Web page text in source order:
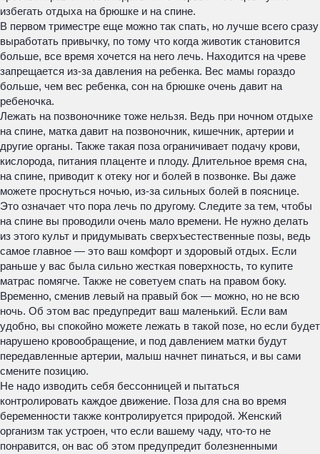
избегать отдыха на брюшке и на спине.
В первом триместре еще можно так спать, но лучше всего сразу
выработать привычку, по тому что когда животик становится
больше, все время хочется на него лечь. Находится на чреве
запрещается из-за давления на ребенка. Вес мамы гораздо
больше, чем вес ребенка, сон на брюшке очень давит на
ребеночка.
Лежать на позвоночнике тоже нельзя. Ведь при ночном отдыхе
на спине, матка давит на позвоночник, кишечник, артерии и
другие органы. Также такая поза ограничивает подачу крови,
кислорода, питания плаценте и плоду. Длительное время сна,
на спине, приводит к отеку ног и болей в позвонке. Вы даже
можете проснуться ночью, из-за сильных болей в пояснице.
Это означает что пора лечь по другому. Следите за тем, чтобы
на спине вы проводили очень мало времени. Не нужно делать
из этого культ и придумывать сверхъестественные позы, ведь
самое главное — это ваш комфорт и здоровый отдых. Если
раньше у вас была сильно жесткая поверхность, то купите
матрас помягче. Также не советуем спать на правом боку.
Временно, сменив левый на правый бок — можно, но не всю
ночь. Об этом вас предупредит ваш маленький. Если вам
удобно, вы спокойно можете лежать в такой позе, но если будет
нарушено кровообращение, и под давлением матки будут
передавленные артерии, малыш начнет пинаться, и вы сами
смените позицию.
Не надо изводить себя бессонницей и пытаться
контролировать каждое движение. Поза для сна во время
беременности также контролируется природой. Женский
организм так устроен, что если вашему чаду, что-то не
понравится, он вас об этом предупредит болезненными